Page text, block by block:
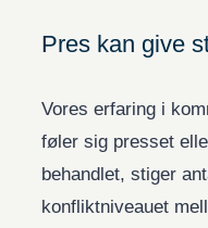
Pres kan give
Vores erfaring i
føler sig presset
behandlet, stiger
konfliktniveauet